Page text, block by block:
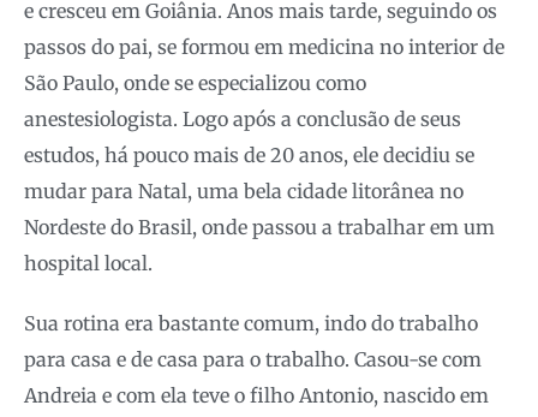
e cresceu em Goiânia. Anos mais tarde, seguindo os
passos do pai, se formou em medicina no interior de
São Paulo, onde se especializou como
anestesiologista. Logo após a conclusão de seus
estudos, há pouco mais de 20 anos, ele decidiu se
mudar para Natal, uma bela cidade litorânea no
Nordeste do Brasil, onde passou a trabalhar em um
hospital local.
Sua rotina era bastante comum, indo do trabalho
para casa e de casa para o trabalho. Casou-se com
Andreia e com ela teve o filho Antonio, nascido em